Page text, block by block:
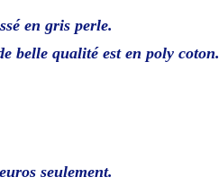
en gris perle.
belle qualité est en poly coton.
euros seulement.